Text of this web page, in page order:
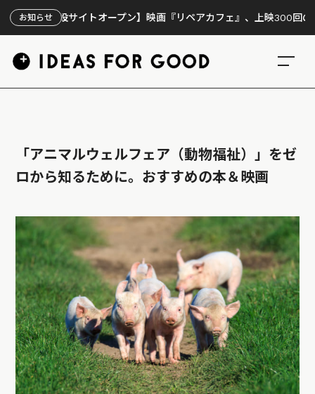
お知らせ
特設サイトオープン】映画『リペアカフェ』、上映300回の先で見え
「アニマルウェルフェア（動物福祉）」をゼ
ロから知るために。おすすめの本＆映画